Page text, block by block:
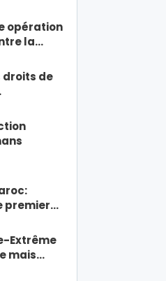
opération
la…
droits de
premier…
Extrême
mais…